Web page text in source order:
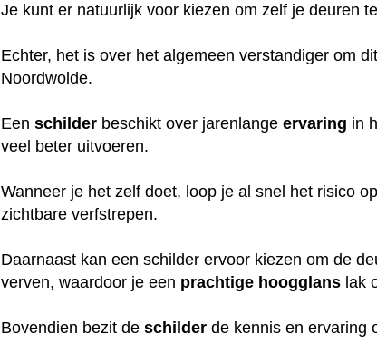
Je kunt er natuurlijk voor kiezen om zelf je deuren
Echter, het is over het algemeen verstandiger om
Noordwolde.
Eenschilder beschikt over jarenlangeervaring in
veel beter uitvoeren.
Wanneer je het zelf doet, loop je al snel het risico
zichtbare verfstrepen.
Daarnaast kan een schilder ervoor kiezen om de
verven, waardoor je een prachtige hoogglans lak
Bovendien bezit deschilder de kennis en ervaring